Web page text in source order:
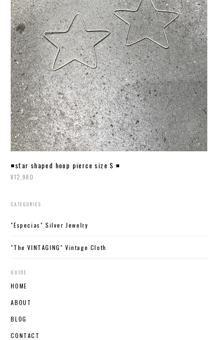
◾️star shaped hoop pierce size S ◾️
¥12,980
CATEGORIES
"Especias" Silver Jewelry
"The VINTAGING" Vintage Cloth
GUIDE
HOME
ABOUT
BLOG
CONTACT